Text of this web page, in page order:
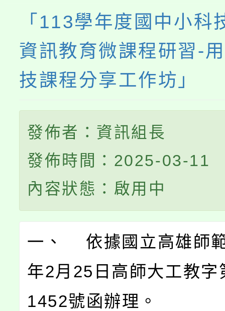
「113學年度國中小科
資訊教育微課程研習-
技課程分享工作坊」
發佈者：資訊組長
發佈時間：2025-03-11
內容狀態：啟用中
一、 依據國立高雄師
年2月25日高師大工教
1452號函辦理。